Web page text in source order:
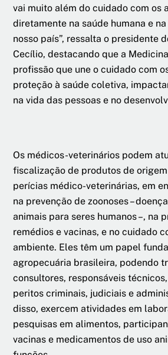
vai muito além do cuidado com os
diretamente na saúde humana e
nosso país”, ressalta o presidente
Cecílio, destacando que a
profissão que une o cuidado com
proteção à saúde coletiva,
na vida das pessoas e no
Os médicos-veterinários podem
fiscalização de produtos de
perícias médico-veterinárias, em
na prevenção de zoonoses –
animais para seres humanos –, na
remédios e vacinas, e no cuidado
ambiente. Eles têm um papel
agropecuária brasileira, podendo
consultores, responsáveis
peritos criminais, judiciais e
disso, exercem atividades em
pesquisas em alimentos,
vacinas e medicamentos de uso